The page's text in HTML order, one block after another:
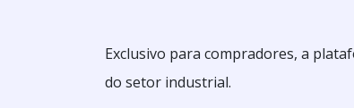
Exclusivo para compradores, a
do setor industrial.